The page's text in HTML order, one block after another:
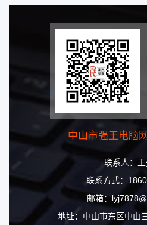
中山市强王电脑
联系人：
联系方式：
邮箱：
地址：中山市东区中山